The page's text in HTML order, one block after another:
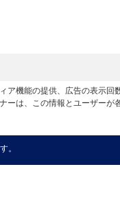
機能の提供、広告の表示
は、この情報とユーザー
。